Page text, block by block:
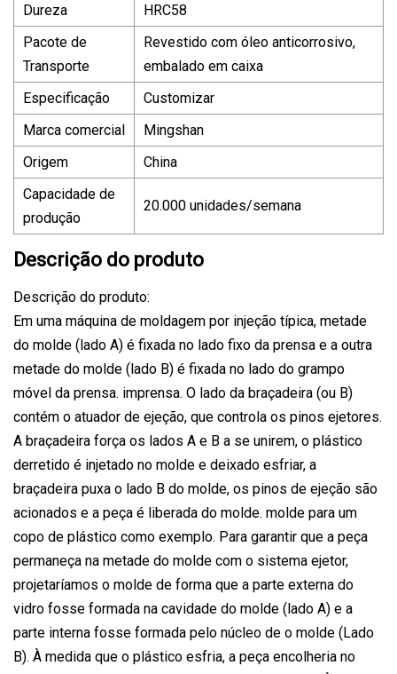
Dureza
HRC58
Pacote de
Transporte
Revestido com óleo anticorrosivo,
embalado em caixa
Especificação
Customizar
Marca comercial
Mingshan
Origem
China
Capacidade de
produção
20.000 unidades/semana
Descrição do produto
Descrição do produto:
Em uma máquina de moldagem por injeção típica, metade
do molde (lado A) é fixada no lado fixo da prensa e a outra
metade do molde (lado B) é fixada no lado do grampo
móvel da prensa. imprensa. O lado da braçadeira (ou B)
contém o atuador de ejeção, que controla os pinos ejetores.
A braçadeira força os lados A e B a se unirem, o plástico
derretido é injetado no molde e deixado esfriar, a
braçadeira puxa o lado B do molde, os pinos de ejeção são
acionados e a peça é liberada do molde. molde para um
copo de plástico como exemplo. Para garantir que a peça
permaneça na metade do molde com o sistema ejetor,
projetaríamos o molde de forma que a parte externa do
vidro fosse formada na cavidade do molde (lado A) e a
parte interna fosse formada pelo núcleo de o molde (Lado
B). À medida que o plástico esfria, a peça encolheria no